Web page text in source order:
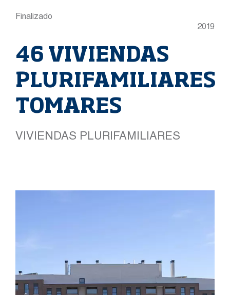
Finalizado
2019
46 VIVIENDAS
PLURIFAMILIARES
TOMARES
VIVIENDAS PLURIFAMILIARES